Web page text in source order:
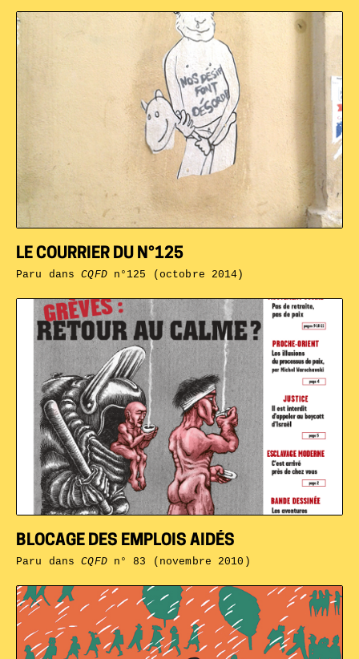
BLOCAGE DES EMPLOIS AIDÉS
Paru dansCQFDn° 83 (novembre 2010)
LE COURRIER DU N°125
Paru dansCQFDn°125 (octobre 2014)